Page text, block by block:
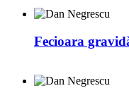
Fecioara